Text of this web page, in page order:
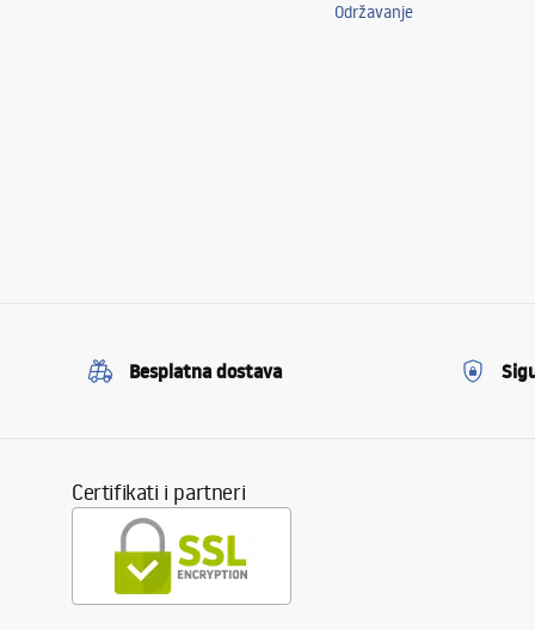
Održavanje
Besplatna dostava
Certifikati i partneri